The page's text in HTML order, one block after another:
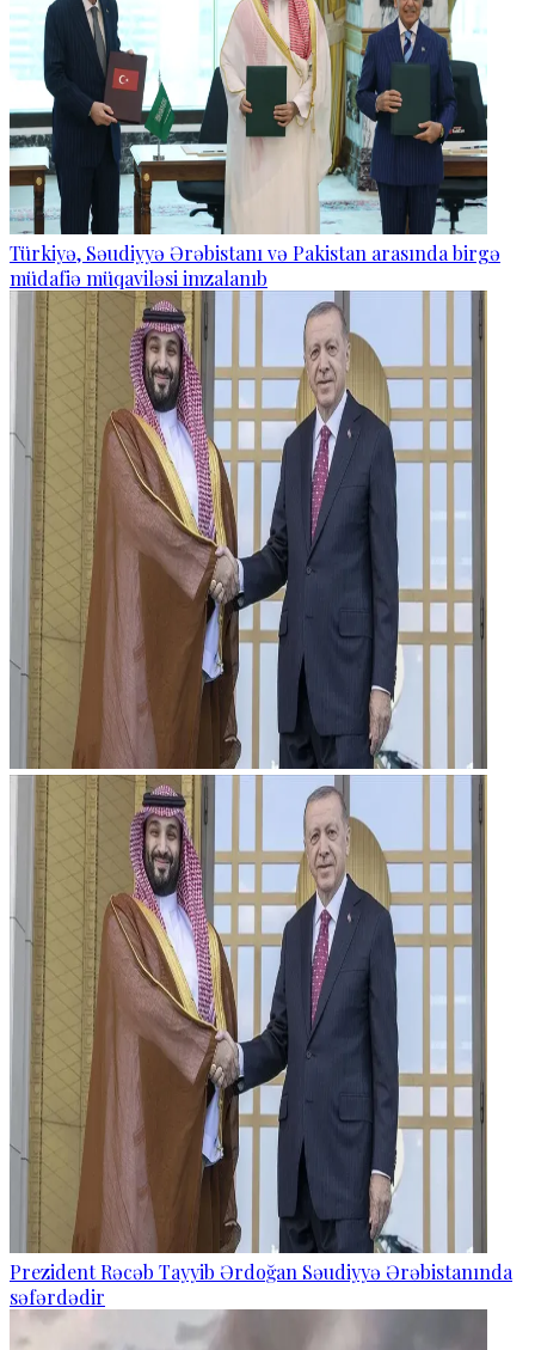
Türkiyə, Səudiyyə Ərəbistanı və Pakistan arasında birgə
müdafiə müqaviləsi imzalanıb
Prezident Rəcəb Tayyib Ərdoğan Səudiyyə Ərəbistanında
səfərdədir